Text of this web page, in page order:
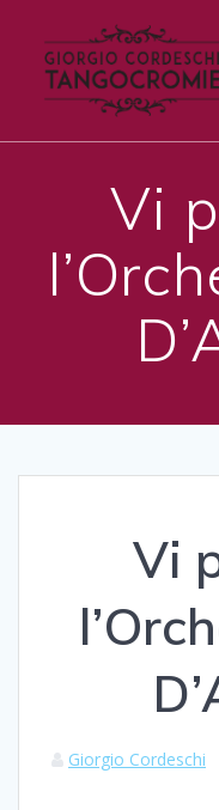
Vi
Vi
Giorgio Cordeschi